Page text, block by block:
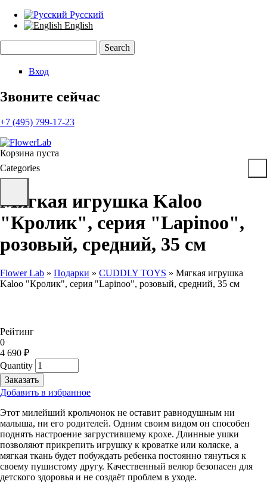
Русский
English
Search form
Вход
Звоните сейчас
+7 (495) 799-17-23
Корзина пуста
Categories
Мягкая игрушка Kaloo
"Кролик", серия "Lapinoo",
розовый, средний, 35 см
You are here
Flower Lab » Подарки » CUDDLY TOYS » Мягкая игрушка
Kaloo "Кролик", серия "Lapinoo", розовый, средний, 35 см
Рейтинг
0
4 690 ₽
Quantity
Добавить в избранное
Этот милейший крольчонок не оставит равнодушным ни
малыша, ни его родителей. Одним своим видом он способен
поднять настроение загрустившему крохе. Длинные ушки
позволяют прикрепить игрушку к кроватке или коляске, а
мягкая ткань будет побуждать ребенка постоянно тянуться к
своему пушистому другу. Качественный велюр безопасен для
детского здоровья и не создаёт проблем в уходе.